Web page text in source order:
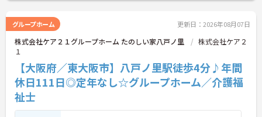
グループホーム 更新日：2026年08月07日
株式会社ケア２１グループホーム たのしい家八戸ノ里
株式会社ケア２
１
【大阪府／東大阪市】八戸ノ里駅徒歩4分♪年間
休日111日◎定年なし☆グループホーム／介護福
祉士